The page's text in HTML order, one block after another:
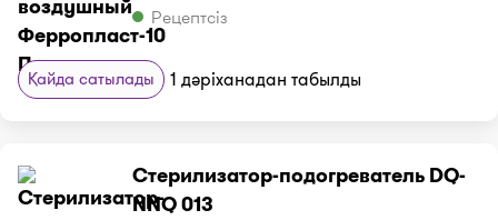
Рецептсіз
Қайда сатылады 1 дәріханадан табылды
Стерилизатор-подогреватель DQ-
NNQ 013